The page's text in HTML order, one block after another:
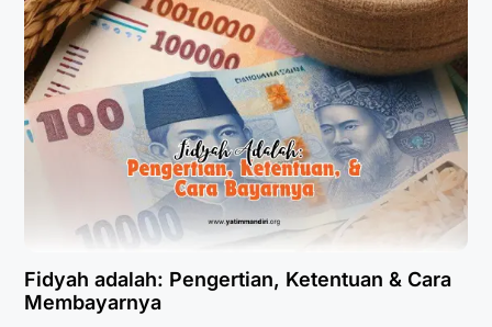
Fidyah adalah: Pengertian, Ketentuan & Cara
Membayarnya